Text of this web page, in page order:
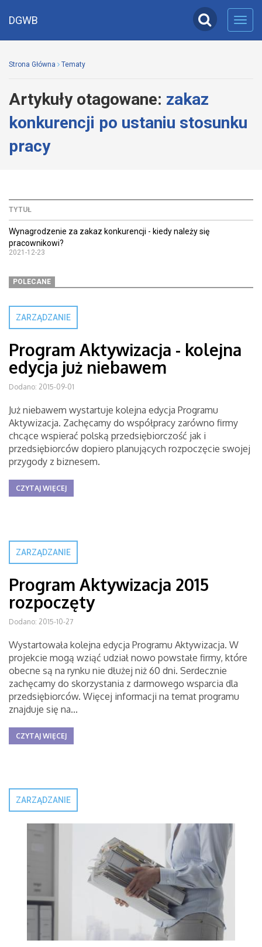
DGWB
Strona Główna Tematy
Artykuły otagowane: zakaz
konkurencji po ustaniu stosunku
pracy
TYTUŁ
Wynagrodzenie za zakaz konkurencji - kiedy należy się
pracownikowi?
2021-12-23
POLECANE
ZARZĄDZANIE
Program Aktywizacja - kolejna
edycja już niebawem
Dodano: 2015-09-01
Już niebawem wystartuje kolejna edycja Programu
Aktywizacja. Zachęcamy do współpracy zarówno firmy
chcące wspierać polską przedsiębiorczość jak i
przedsiębiorców dopiero planujących rozpoczęcie swojej
przygody z biznesem.
CZYTAJ WIĘCEJ
ZARZĄDZANIE
Program Aktywizacja 2015
rozpoczęty
Dodano: 2015-10-27
Wystartowała kolejna edycja Programu Aktywizacja. W
projekcie mogą wziąć udział nowo powstałe firmy, które
obecne są na rynku nie dłużej niż 60 dni. Serdecznie
zachęcamy do skorzystania z darmowego wsparcia dla
przedsiębiorców. Więcej informacji na temat programu
znajduje się na...
CZYTAJ WIĘCEJ
ZARZĄDZANIE